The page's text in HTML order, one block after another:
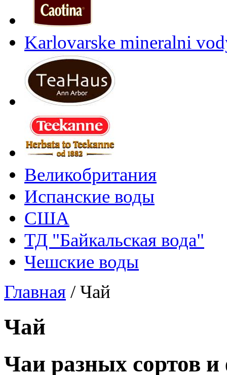
Karlovarske mineralni
Великобритания
Испанские воды
США
ТД "Байкальская вода"
Чешские воды
Главная /Чай
Чай
Чаи разных сортов и